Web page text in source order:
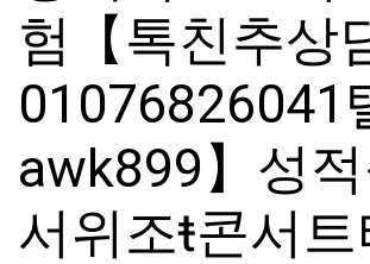
험【톡친추상
01076826041
awk899】성
서위조ŧ콘서트